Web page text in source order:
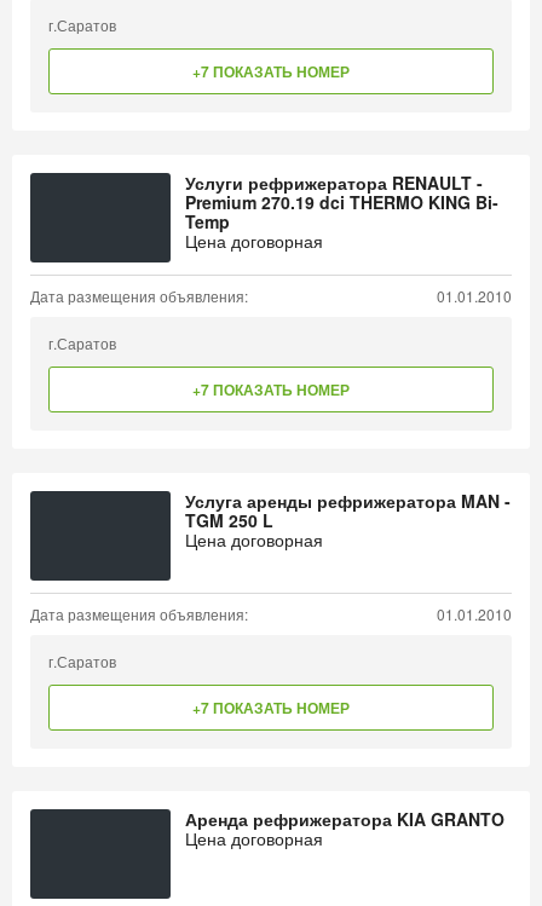
г.Саратов
+7 ПОКАЗАТЬ НОМЕР
Услуги рефрижератора RENAULT -
Premium 270.19 dci THERMO KING Bi-
Temp
Цена договорная
Дата размещения объявления: 01.01.2010
г.Саратов
+7 ПОКАЗАТЬ НОМЕР
Услуга аренды рефрижератора MAN -
TGM 250 L
Цена договорная
Дата размещения объявления: 01.01.2010
г.Саратов
+7 ПОКАЗАТЬ НОМЕР
Аренда рефрижератора KIA GRANTO
Цена договорная